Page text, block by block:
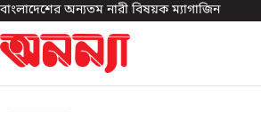
বাংলাদেশের অন্যতম নারী বিষয়ক ম্যাগাজিন